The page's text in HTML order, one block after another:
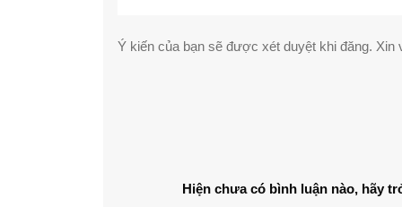
Ý kiến của bạn sẽ được xét duyệt khi đăng. Xin
Hiện chưa có bình luận nào, hãy